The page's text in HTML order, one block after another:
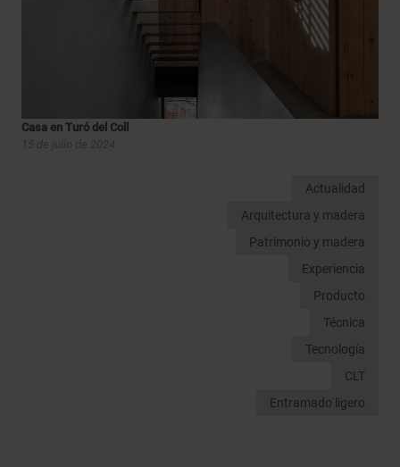
Casa en Turó del Coll
15 de julio de 2024
Actualidad
Arquitectura y madera
Patrimonio y madera
Experiencia
Producto
Técnica
Tecnología
CLT
Entramado ligero